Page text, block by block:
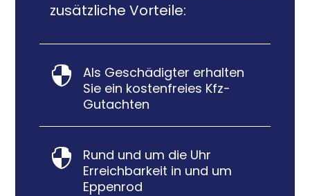
zusätzliche Vorteile:

Als Geschädigter erhalten
Sie ein kostenfreies Kfz-
Gutachten

Rund und um die Uhr
Erreichbarkeit in und um
Eppenrod